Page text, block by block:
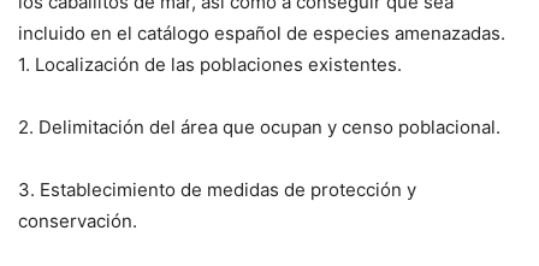
incluido en el catálogo español de especies amenazadas.
1. Localización de las poblaciones existentes.
2. Delimitación del área que ocupan y censo poblacional.
3. Establecimiento de medidas de protección y
conservación.